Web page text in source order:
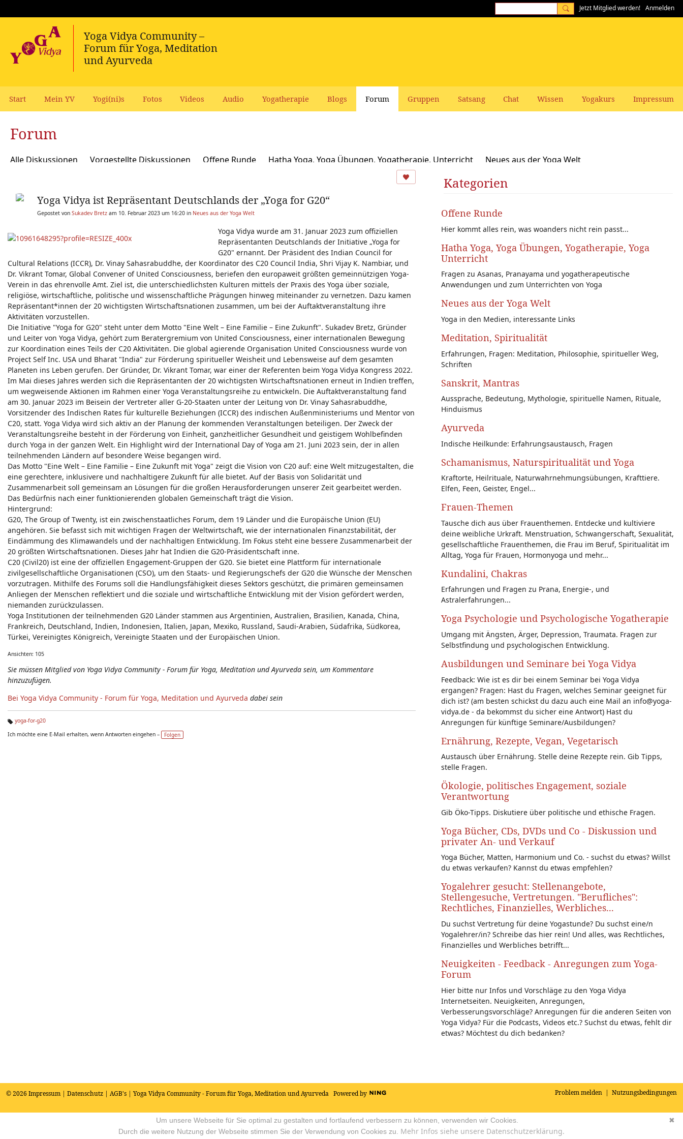
Jetzt Mitglied werden! Anmelden
Start Mein YV Yogi(ni)s Fotos Videos Audio Yogatherapie Blogs Forum Gruppen Satsang Chat Wissen Yogakurs Impressum
Forum
Alle Diskussionen Vorgestellte Diskussionen Offene Runde Hatha Yoga, Yoga Übungen, Yogatherapie, Unterricht
Neues aus der Yoga Welt
Schamanismus, Naturspiritualität und Yoga Frauen-Themen
Yoga Psychologie und Psychologische Yogatherapie
Ausbildungen und Seminare bei Yoga Vidya
Neuigkeiten - Feedback - Anregungen zum Yoga-Forum
Yoga Vidya ist Repräsentant Deutschlands der „Yoga for G20“
Gepostet von Sukadev Bretz am 10. Februar 2023 um 16:20 in Neues aus der Yoga Welt
Yoga Vidya wurde am 31. Januar 2023 zum offiziellen
Repräsentanten Deutschlands der Initiative „Yoga for
G20" ernannt. Der Präsident des Indian Council for
Cultural Relations (ICCR), Dr. Vinay Sahasrabuddhe, der Koordinator des C20 Council India, Shri Vijay K. Nambiar, und
Dr. Vikrant Tomar, Global Convener of United Consciousness, beriefen den europaweit größten gemeinnützigen Yoga-
Verein in das ehrenvolle Amt. Ziel ist, die unterschiedlichsten Kulturen mittels der Praxis des Yoga über soziale,
religiöse, wirtschaftliche, politische und wissenschaftliche Prägungen hinweg miteinander zu vernetzen. Dazu kamen
Repräsentant*innen der 20 wichtigsten Wirtschaftsnationen zusammen, um bei der Auftaktveranstaltung ihre
Aktivitäten vorzustellen.
Die Initiative "Yoga for G20" steht unter dem Motto "Eine Welt – Eine Familie – Eine Zukunft". Sukadev Bretz, Gründer
und Leiter von Yoga Vidya, gehört zum Beratergremium von United Consciousness, einer internationalen Bewegung
zur Koordination eines Teils der C20 Aktivitäten. Die global agierende Organisation United Consciousness wurde von
Project Self Inc. USA und Bharat "India" zur Förderung spiritueller Weisheit und Lebensweise auf dem gesamten
Planeten ins Leben gerufen. Der Gründer, Dr. Vikrant Tomar, war einer der Referenten beim Yoga Vidya Kongress 2022.
Im Mai dieses Jahres werden sich die Repräsentanten der 20 wichtigsten Wirtschaftsnationen erneut in Indien treffen,
um wegweisende Aktionen im Rahmen einer Yoga Veranstaltungsreihe zu entwickeln. Die Auftaktveranstaltung fand
am 30. Januar 2023 im Beisein der Vertreter aller G-20-Staaten unter der Leitung von Dr. Vinay Sahasrabuddhe,
Vorsitzender des Indischen Rates für kulturelle Beziehungen (ICCR) des indischen Außenministeriums und Mentor von
C20, statt. Yoga Vidya wird sich aktiv an der Planung der kommenden Veranstaltungen beteiligen. Der Zweck der
Veranstaltungsreihe besteht in der Förderung von Einheit, ganzheitlicher Gesundheit und geistigem Wohlbefinden
durch Yoga in der ganzen Welt. Ein Highlight wird der International Day of Yoga am 21. Juni 2023 sein, der in allen
teilnehmenden Ländern auf besondere Weise begangen wird.
Das Motto "Eine Welt – Eine Familie – Eine Zukunft mit Yoga" zeigt die Vision von C20 auf: eine Welt mitzugestalten, die
eine gerechtere, inklusivere und nachhaltigere Zukunft für alle bietet. Auf der Basis von Solidarität und
Zusammenarbeit soll gemeinsam an Lösungen für die großen Herausforderungen unserer Zeit gearbeitet werden.
Das Bedürfnis nach einer funktionierenden globalen Gemeinschaft trägt die Vision.
Hintergrund:
G20, The Group of Twenty, ist ein zwischenstaatliches Forum, dem 19 Länder und die Europäische Union (EU)
angehören. Sie befasst sich mit wichtigen Fragen der Weltwirtschaft, wie der internationalen Finanzstabilität, der
Eindämmung des Klimawandels und der nachhaltigen Entwicklung. Im Fokus steht eine bessere Zusammenarbeit der
20 größten Wirtschaftsnationen. Dieses Jahr hat Indien die G20-Präsidentschaft inne.
C20 (Civil20) ist eine der offiziellen Engagement-Gruppen der G20. Sie bietet eine Plattform für internationale
zivilgesellschaftliche Organisationen (CSO), um den Staats- und Regierungschefs der G20 die Wünsche der Menschen
vorzutragen. Mithilfe des Forums soll die Handlungsfähigkeit dieses Sektors geschützt, die primären gemeinsamen
Anliegen der Menschen reflektiert und die soziale und wirtschaftliche Entwicklung mit der Vision gefördert werden,
niemanden zurückzulassen.
Yoga Institutionen der teilnehmenden G20 Länder stammen aus Argentinien, Australien, Brasilien, Kanada, China,
Frankreich, Deutschland, Indien, Indonesien, Italien, Japan, Mexiko, Russland, Saudi-Arabien, Südafrika, Südkorea,
Türkei, Vereinigtes Königreich, Vereinigte Staaten und der Europäischen Union.
Ansichten: 105
Sie müssen Mitglied von Yoga Vidya Community - Forum für Yoga, Meditation und Ayurveda sein, um Kommentare
hinzuzufügen.
Bei Yoga Vidya Community - Forum für Yoga, Meditation und Ayurveda dabei sein
g
yoga-for-g20
Ich möchte eine E-Mail erhalten, wenn Antworten eingehen –
Folgen
Kategorien
Offene Runde
Hier kommt alles rein, was woanders nicht rein passt...
Hatha Yoga, Yoga Übungen, Yogatherapie, Yoga
Unterricht
Fragen zu Asanas, Pranayama und yogatherapeutische
Anwendungen und zum Unterrichten von Yoga
Neues aus der Yoga Welt
Yoga in den Medien, interessante Links
Meditation, Spiritualität
Erfahrungen, Fragen: Meditation, Philosophie, spiritueller Weg,
Schriften
Sanskrit, Mantras
Aussprache, Bedeutung, Mythologie, spirituelle Namen, Rituale,
Hinduismus
Ayurveda
Indische Heilkunde: Erfahrungsaustausch, Fragen
Schamanismus, Naturspiritualität und Yoga
Kraftorte, Heilrituale, Naturwahrnehmungsübungen, Krafttiere.
Elfen, Feen, Geister, Engel...
Frauen-Themen
Tausche dich aus über Frauenthemen. Entdecke und kultiviere
deine weibliche Urkraft. Menstruation, Schwangerschaft, Sexualität,
gesellschaftliche Frauenthemen, die Frau im Beruf, Spiritualität im
Alltag, Yoga für Frauen, Hormonyoga und mehr...
Kundalini, Chakras
Erfahrungen und Fragen zu Prana, Energie-, und
Astralerfahrungen...
Yoga Psychologie und Psychologische Yogatherapie
Umgang mit Ängsten, Ärger, Depression, Traumata. Fragen zur
Selbstfindung und psychologischen Entwicklung.
Ausbildungen und Seminare bei Yoga Vidya
Feedback: Wie ist es dir bei einem Seminar bei Yoga Vidya
ergangen? Fragen: Hast du Fragen, welches Seminar geeignet für
dich ist? (am besten schickst du dazu auch eine Mail an info@yoga-
vidya.de - da bekommst du sicher eine Antwort) Hast du
Anregungen für künftige Seminare/Ausbildungen?
Ernährung, Rezepte, Vegan, Vegetarisch
Austausch über Ernährung. Stelle deine Rezepte rein. Gib Tipps,
stelle Fragen.
Ökologie, politisches Engagement, soziale
Verantwortung
Gib Öko-Tipps. Diskutiere über politische und ethische Fragen.
Yoga Bücher, CDs, DVDs und Co - Diskussion und
privater An- und Verkauf
Yoga Bücher, Matten, Harmonium und Co. - suchst du etwas? Willst
du etwas verkaufen? Kannst du etwas empfehlen?
Yogalehrer gesucht: Stellenangebote,
Stellengesuche, Vertretungen. "Berufliches":
Rechtliches, Finanzielles, Werbliches...
Du suchst Vertretung für deine Yogastunde? Du suchst eine/n
Yogalehrer/in? Schreibe das hier rein! Und alles, was Rechtliches,
Finanzielles und Werbliches betrifft...
Neuigkeiten - Feedback - Anregungen zum Yoga-
Forum
Hier bitte nur Infos und Vorschläge zu den Yoga Vidya
Internetseiten. Neuigkeiten, Anregungen,
Verbesserungsvorschläge? Anregungen für die anderen Seiten von
Yoga Vidya? Für die Podcasts, Videos etc.? Suchst du etwas, fehlt dir
etwas? Möchtest du dich bedanken?
Problem melden | Nutzungsbedingungen
© 2026 Impressum | Datenschutz | AGB's | Yoga Vidya Community - Forum für Yoga, Meditation und Ayurveda Powered by
✖
Um unsere Webseite für Sie optimal zu gestalten und fortlaufend verbessern zu können, verwenden wir Cookies.
Durch die weitere Nutzung der Webseite stimmen Sie der Verwendung von Cookies zu. Mehr Infos siehe unsere Datenschutzerklärung.